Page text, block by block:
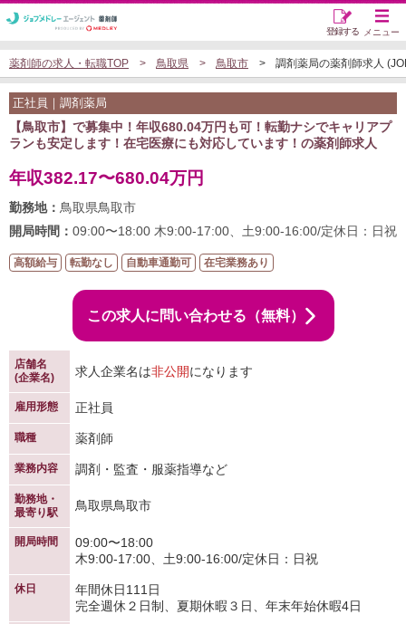
メニュー
登録する
薬剤師の求人・転職TOP 鳥取県 鳥取市 調剤薬局の薬剤師求人
正社員｜調剤薬局
【鳥取市】で募集中！年収680.04万円も可！転勤ナシでキャリアプ
ランも安定します！在宅医療にも対応しています！の薬剤師求人
年収382.17〜680.04万円
勤務地： 鳥取県鳥取市
開局時間： 09:00〜18:00 木9:00-17:00、土9:00-16:00/定休日：日祝
高額給与 転勤なし 自動車通勤可 在宅業務あり
この求人に問い合わせる（無料）
店舗名
(企業名)
求人企業名は非公開になります
雇用形態 正社員
職種 薬剤師
業務内容 調剤・監査・服薬指導など
勤務地・
最寄り駅
鳥取県鳥取市
開局時間
09:00〜18:00
木9:00-17:00、土9:00-16:00/定休日：日祝
休日
年間休日111日
完全週休２日制、夏期休暇３日、年末年始休暇4日